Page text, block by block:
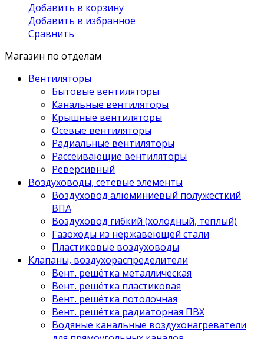
Добавить в корзину
Добавить в избранное
Сравнить
Магазин по отделам
Вентиляторы
Бытовые вентиляторы
Канальные вентиляторы
Крышные вентиляторы
Осевые вентиляторы
Радиальные вентиляторы
Рассеивающие вентиляторы
Реверсивный
Воздуховоды, сетевые элементы
Воздуховод алюминиевый полужесткий
ВПА
Воздуховод гибкий (холодный, теплый)
Газоходы из нержавеющей стали
Пластиковые воздуховоды
Клапаны, воздухораспределители
Вент. решётка металлическая
Вент. решётка пластиковая
Вент. решётка потолочная
Вент. решётка радиаторная ПВХ
Водяные канальные воздухонагреватели